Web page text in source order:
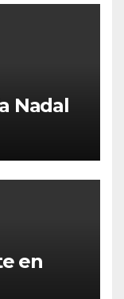
Nadal
en